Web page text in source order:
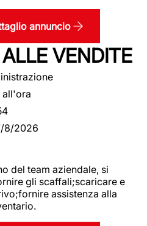
annuncio
VENDITE
all'ora
8/2026
del team aziendale, si
gli scaffali;scaricare e
assistenza alla